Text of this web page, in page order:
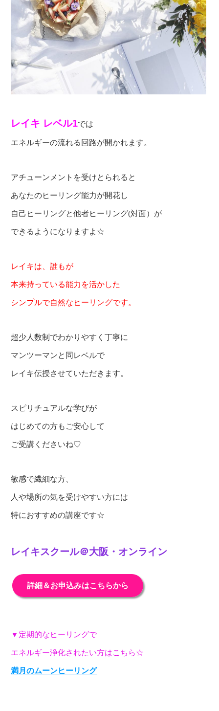
レイキ レベル1では
エネルギーの流れる回路が開かれます。
アチューンメントを受けとられると
あなたのヒーリング能力が開花し
自己ヒーリングと他者ヒーリング(対面）が
できるようになりますよ☆
レイキは、誰もが
本来持っている能力を活かした
シンプルで自然なヒーリングです。
超少人数制でわかりやすく丁寧に
マンツーマンと同レベルで
レイキ伝授させていただきます。
スピリチュアルな学びが
はじめての方もご安心して
ご受講くださいね♡
敏感で繊細な方、
人や場所の気を受けやすい方には
特におすすめの講座です☆
レイキスクール＠大阪・オンライン
詳細＆お申込みはこちらから
▼定期的なヒーリングで
エネルギー浄化されたい方はこちら☆
満月のムーンヒーリング